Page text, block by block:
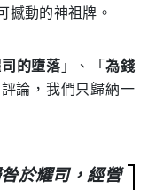
撼動的神祖牌。
的墮落」、「為錢
論，我們只歸納一
於耀司，經營